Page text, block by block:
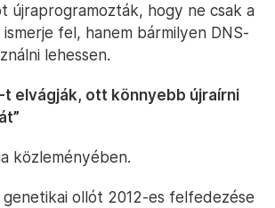
újraprogramozták, hogy ne csak a
fel, hanem bármilyen DNS-
lehessen.
t elvágják, ott könnyebb újraírni
közleményében.
genetikai ollót 2012-es felfedezése